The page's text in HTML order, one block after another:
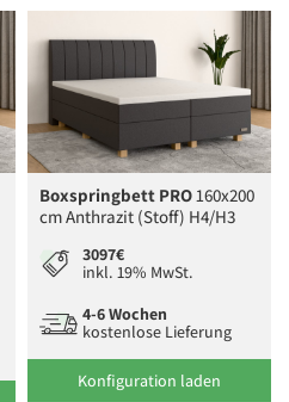
Boxspringbett PRO160x200
cm Anthrazit (Stoff) H4/H3
3097€
inkl. 19% MwSt.
4-6 Wochen
kostenlose Lieferung
Konfiguration laden